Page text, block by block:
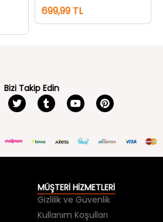
699,99 TL
Bizi Takip Edin
MÜŞTERİ HİZMETLERİ
Gizlilik ve Güvenlik
Kullanım Koşulları